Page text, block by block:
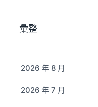
彙整
2026 年 8 月
2026 年 7 月